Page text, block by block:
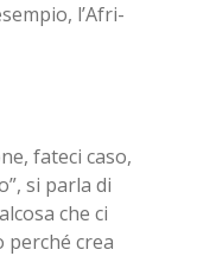
l’A­fri­
fa­te­ci caso,
si par­la di
che ci
per­ché crea